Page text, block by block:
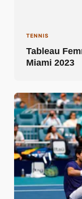
TENNIS
Tableau
Miami 2023